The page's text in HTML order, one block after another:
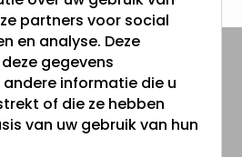
partners voor social
en analyse. Deze
gegevens
informatie die u
of die ze hebben
van uw gebruik van hun